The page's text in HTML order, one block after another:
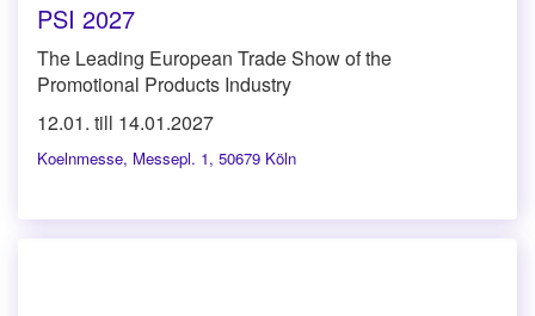
PSI 2027
The Leading European Trade Show of the
Promotional Products Industry
12.01. till 14.01.2027
Koelnmesse, Messepl. 1, 50679 Köln